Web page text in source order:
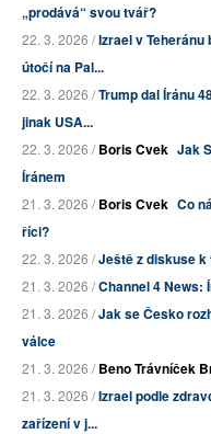
„prodává“ svou tvář?
22. 3. 2026 /Izrael v
útočí na Pal...
22. 3. 2026 /Trump dal Íránu
jinak USA...
22. 3. 2026 /Boris Cvek Jak
Íránem
21. 3. 2026 /Boris Cvek Co
říci?
22. 3. 2026 /Ještě z diskuse
21. 3. 2026 /Channel 4 News:
21. 3. 2026 /Jak se Česko
válce
21. 3. 2026 /Beno Trávníček
21. 3. 2026 /Izrael podle
zařízení v j...